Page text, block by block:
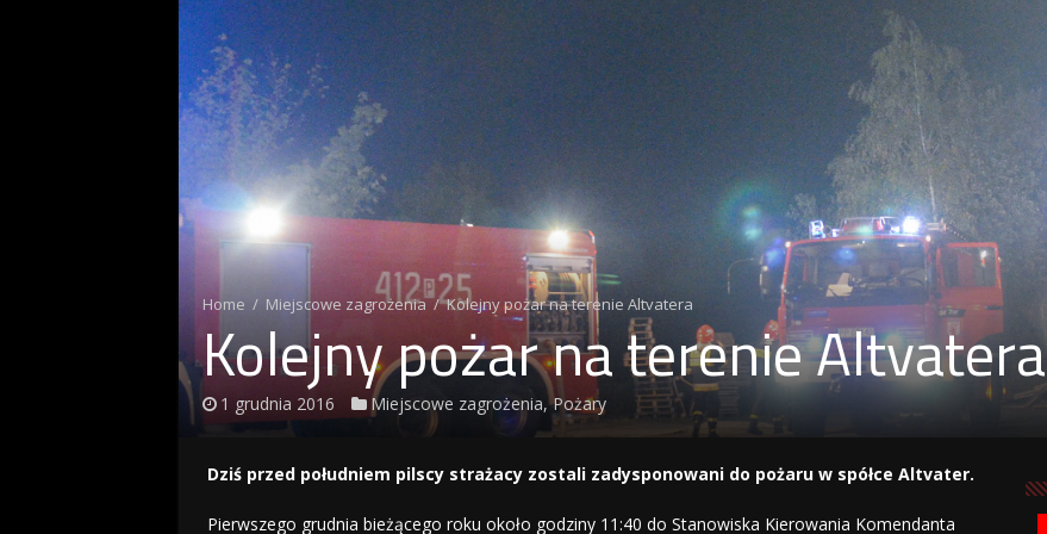
Home / Miejscowe zagrożenia / Kolejny pożar na terenie Altvatera
Kolejny pożar na terenie Altvatera
1 grudnia 2016 Miejscowe zagrożenia,Pożary
Dziś przed południem pilscy strażacy zostali zadysponowani do pożaru w spółce Altvater.
Pierwszego grudnia bieżącego roku około godziny 11:40 do Stanowiska Kierowania Komendanta